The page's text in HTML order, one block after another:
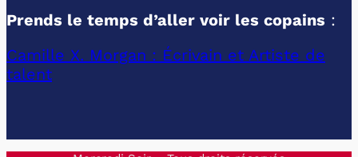
Prends le temps d’aller voir les copains :
Camille X. Morgan : Écrivain et Artiste de
talent